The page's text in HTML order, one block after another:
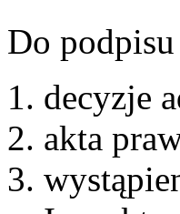
Do
decyzje
akta